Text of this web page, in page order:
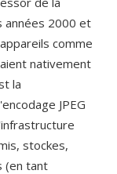
années 2000 et
comme
nativement
la
JPEG
stockes,
(en tant